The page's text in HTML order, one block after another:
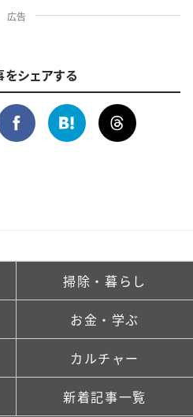
広告
シェアする
掃除・暮らし
お金・学ぶ
カルチャー
新着記事一覧